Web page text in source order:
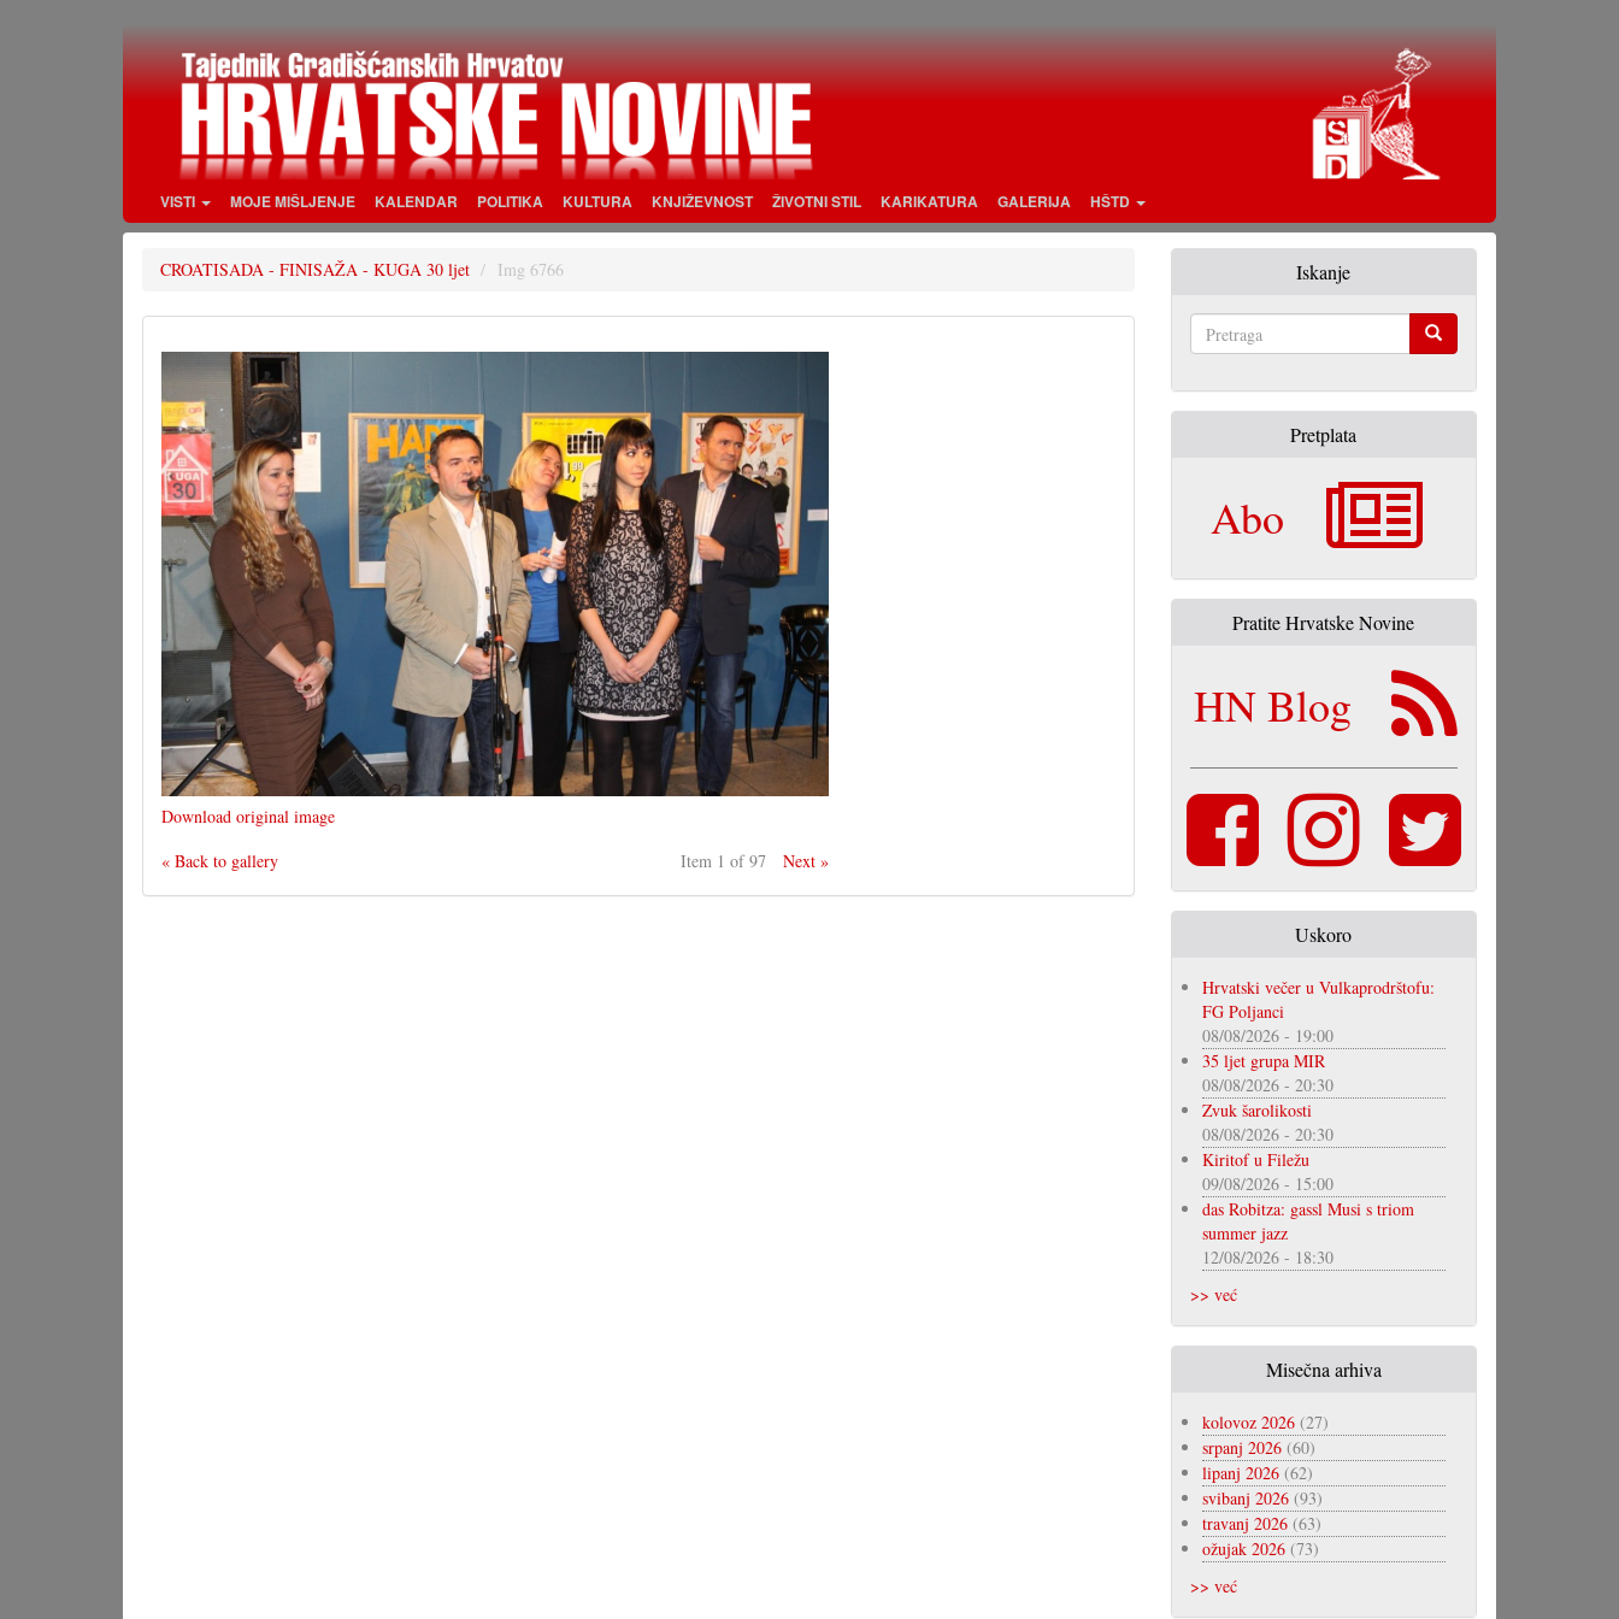
VISTI MOJE MIŠLJENJE KALENDAR POLITIKA KULTURA KNJIŽEVNOST ŽIVOTNI STIL KARIKATURA GALERIJA HŠTD
CROATISADA - FINISAŽA - KUGA 30 ljet Img 6766
Download original image
« Back to gallery
Item 1 of 97 Next »
Iskanje
Pretplata
Abo
Pratite Hrvatske Novine
HN Blog
Uskoro
Hrvatski večer u Vulkaprodrštofu:
FG Poljanci
08/08/2026 - 19:00
35 ljet grupa MIR
08/08/2026 - 20:30
Zvuk šarolikosti
08/08/2026 - 20:30
Kiritof u Filežu
09/08/2026 - 15:00
das Robitza: gassl Musi s triom
summer jazz
12/08/2026 - 18:30
>> već
Misečna arhiva
kolovoz 2026(27)
srpanj 2026(60)
lipanj 2026(62)
svibanj 2026(93)
travanj 2026(63)
ožujak 2026(73)
>> već